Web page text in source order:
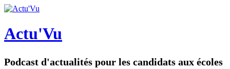
Actu'Vu
Podcast d'actualités pour les candidats aux écoles